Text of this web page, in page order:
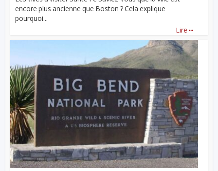
encore plus ancienne que Boston ? Cela explique
pourquoi...
Lire ...